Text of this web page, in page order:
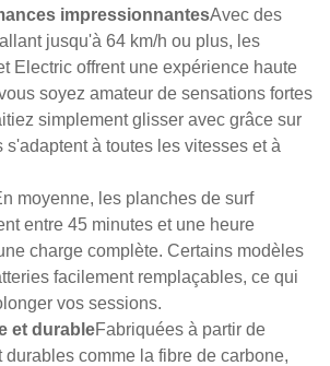
impressionnantesAvec des
jusqu'à 64 km/h ou plus, les
Electric offrent une expérience haute
soyez amateur de sensations fortes
simplement glisser avec grâce sur
s'adaptent à toutes les vitesses et à
moyenne, les planches de surf
entre 45 minutes et une heure
charge complète. Certains modèles
facilement remplaçables, ce qui
vos sessions.
et durableFabriquées à partir de
durables comme la fibre de carbone,